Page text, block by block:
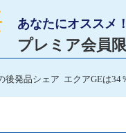
あなたにオススメ！
プレミア会員
後発品シェア エクアGEは34